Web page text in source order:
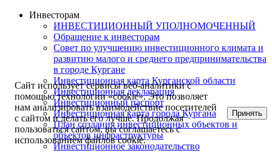
Инвесторам
ИНВЕСТИЦИОННЫЙ УПОЛНОМОЧЕННЫЙ
Обращение к инвесторам
Совет по улучшению инвестиционного климата и
развитию малого и среднего предпринимательства
в городе Кургане
Инвестиционная карта Курганской области
Инвестиционная декларация
Инвестиционный паспорт
Инвестиционная карта города Кургана
План создания инвестиционных объектов и
объектов инфраструктуры
Инвестиционное законодательство
Сайт использует сервисы веб-аналитики с
помощью технологии «cookie». Это позволяет
нам анализировать взаимодействие посетителей
с сайтом и делать его лучше. Продолжая
пользоваться сайтом, вы соглашаетесь с
использованием файлов cookie.
Принять